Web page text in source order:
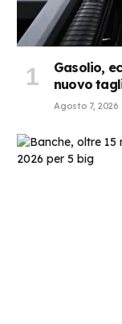
Gasolio,
nuovo
Agosto 7, 2026